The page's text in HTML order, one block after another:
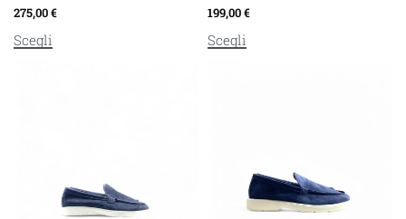
275,00€
Scegli
199,00€
Scegli